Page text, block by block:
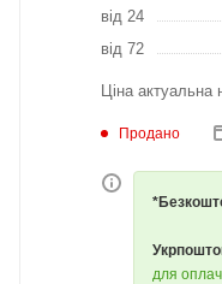
від 24
від 72
Ціна актуальна
Продано
для